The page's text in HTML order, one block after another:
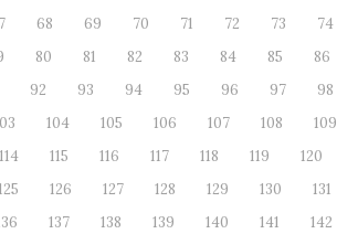
68 69 70 71 72 73 74
80 81 82 83 84 85 86
92 93 94 95 96 97 98
104 105 106 107 108 109
114 115 116 117 118 119 120
126 127 128 129 130 131
137 138 139 140 141 142